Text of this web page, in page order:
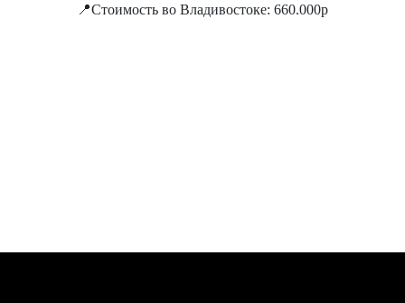
📍Стоимость во Владивостоке: 660.000р